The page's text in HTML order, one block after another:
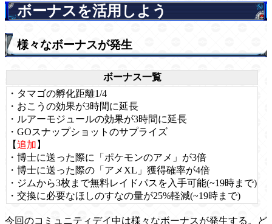
ボーナスを活用しよう
様々なボーナスが発生
ボーナス一覧
・タマゴの孵化距離1/4
・おこうの効果が3時間に延長
・ルアーモジュールの効果が3時間に延長
・GOスナップショットのサプライズ
【追加 】
・博士に送った際に「ポケモンのアメ」が3倍
・博士に送った際の「アメXL」獲得確率が4倍
・ジムから3枚まで無料レイドパスを入手可能(~19時まで)
・交換に必要なほしのすなの量が25%軽減(~19時まで)
今回のコミュニティデイ中は様々なボーナスが発生する。ど